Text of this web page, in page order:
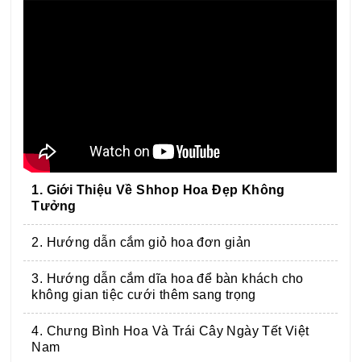
1. Giới Thiệu Về Shhop Hoa Đẹp Không
Tưởng
2. Hướng dẫn cắm giỏ hoa đơn giản
3. Hướng dẫn cắm dĩa hoa để bàn khách cho
không gian tiệc cưới thêm sang trọng
4. Chưng Bình Hoa Và Trái Cây Ngày Tết Việt
Nam